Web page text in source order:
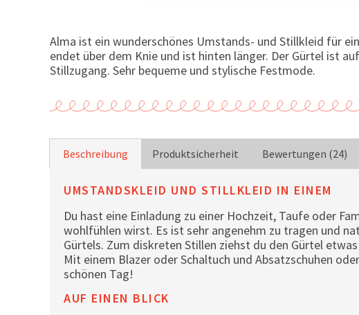
Alma ist ein wunderschönes Umstands- und Stillkleid für
endet über dem Knie und ist hinten länger. Der Gürtel ist
Stillzugang. Sehr bequeme und stylische Festmode.
Beschreibung Produktsicherheit Bewertungen (24)
UMSTANDSKLEID UND STILLKLEID IN EINEM
Du hast eine Einladung zu einer Hochzeit, Taufe oder
wohlfühlen wirst. Es ist sehr angenehm zu tragen und
Gürtels. Zum diskreten Stillen ziehst du den Gürtel
Mit einem Blazer oder Schaltuch und Absatzschuhen
schönen Tag!
AUF EINEN BLICK